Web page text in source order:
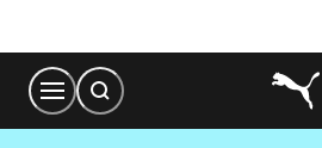
Content